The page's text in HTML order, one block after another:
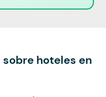
hoteles en